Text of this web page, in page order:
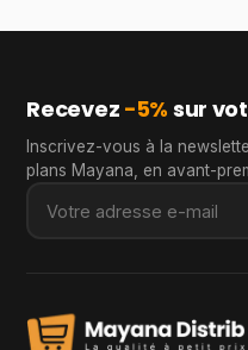
Recevez −5% sur
Inscrivez-vous à la
plans Mayana, en avant-